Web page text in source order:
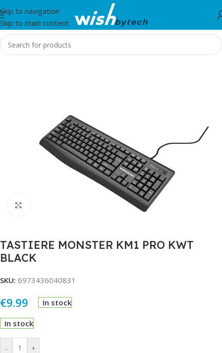
Skip to navigation
Skip to main content
Home/IT
TASTIERE MONSTER KM1 PRO KWT
BLACK
SKU: 6973436040831
€9.99 In stock
In stock
- +
Alternative: